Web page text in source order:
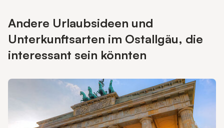
Andere Urlaubsideen und
Unterkunftsarten im Ostallgäu, die
interessant sein könnten